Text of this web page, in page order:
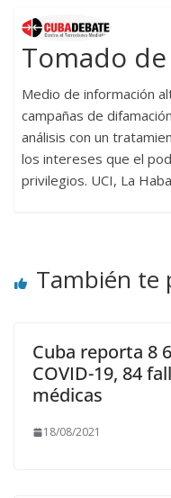
Tomado
Medio de información
campañas de
análisis con un
los intereses que el
privilegios. UCI, La
También te
Cuba reporta 8
COVID-19, 84
médicas
18/08/2021